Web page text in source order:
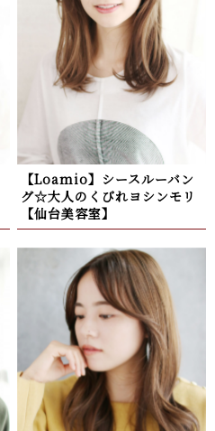
【Loamio】シースルーバン
グ☆大人のくびれヨシンモリ
【仙台美容室】